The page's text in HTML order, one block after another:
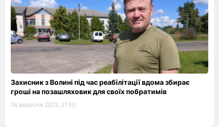
Захисник з Волині під час реабілітації вдома збирає
гроші на позашляховик для своїх побратимів
06 вересня 2023, 21:50